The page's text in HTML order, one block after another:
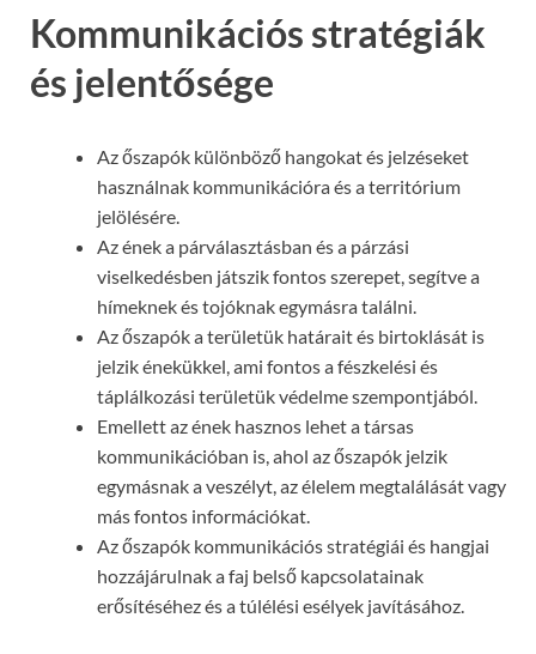
Kommunikációs stratégiák
és jelentősége
Az őszapók különböző hangokat és jelzéseket
használnak kommunikációra és a territórium
jelölésére.
Az ének a párválasztásban és a párzási
viselkedésben játszik fontos szerepet, segítve a
hímeknek és tojóknak egymásra találni.
Az őszapók a területük határait és birtoklását is
jelzik énekükkel, ami fontos a fészkelési és
táplálkozási területük védelme szempontjából.
Emellett az ének hasznos lehet a társas
kommunikációban is, ahol az őszapók jelzik
egymásnak a veszélyt, az élelem megtalálását vagy
más fontos információkat.
Az őszapók kommunikációs stratégiái és hangjai
hozzájárulnak a faj belső kapcsolatainak
erősítéséhez és a túlélési esélyek javításához.